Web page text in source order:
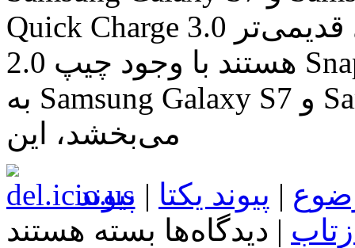
Quick Charge 3.0 دارای تکنولوژی قدیمی‌تر Quick Charge
2.0 هستند با وجود چیپ Snapdragon 820 که در آمریکا و چین
به Samsung Galaxy S7 و Samsung Galaxy S7 Edge قدرت
می‌بخشد، این
| پیوند یکتا | پیوند
| دیدگاه‌هابرای
Samsung
بسته هستند